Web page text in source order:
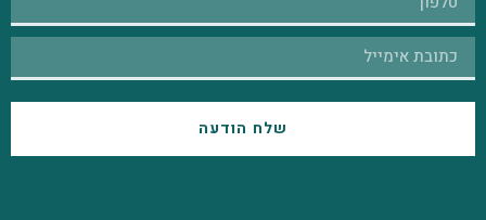
שלח הודעה